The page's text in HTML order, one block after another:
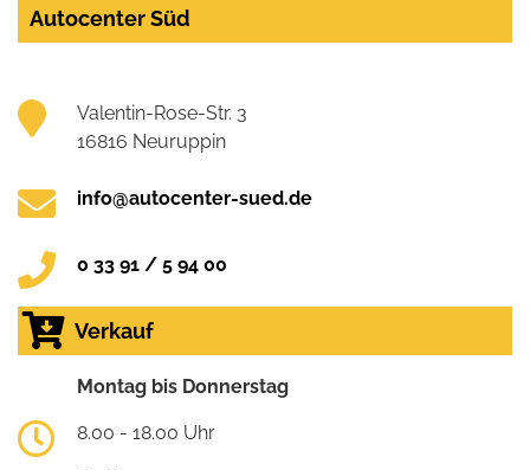
Autocenter Süd
Valentin-Rose-Str. 3
16816 Neuruppin
info@autocenter-sued.de
0 33 91 / 5 94 00
Verkauf
Montag bis Donnerstag
8.00 - 18.00 Uhr